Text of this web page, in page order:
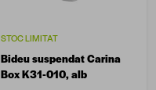
STOC LIMITAT
Bideu suspendat Carina
Box K31-010, alb